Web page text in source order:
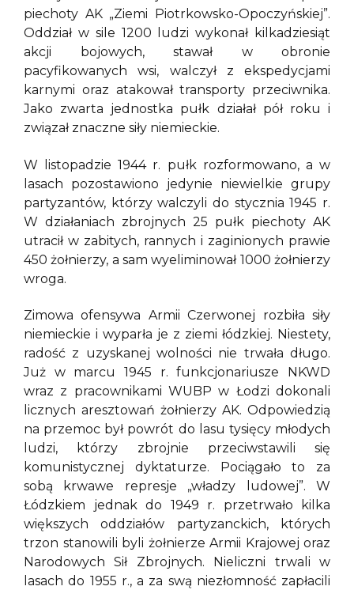
piechoty AK „Ziemi Piotrkowsko-Opoczyńskiej”.
Oddział w sile 1200 ludzi wykonał kilkadziesiąt
akcji bojowych, stawał w obronie
pacyfikowanych wsi, walczył z ekspedycjami
karnymi oraz atakował transporty przeciwnika.
Jako zwarta jednostka pułk działał pół roku i
związał znaczne siły niemieckie.
W listopadzie 1944 r. pułk rozformowano, a w
lasach pozostawiono jedynie niewielkie grupy
partyzantów, którzy walczyli do stycznia 1945 r.
W działaniach zbrojnych 25 pułk piechoty AK
utracił w zabitych, rannych i zaginionych prawie
450 żołnierzy, a sam wyeliminował 1000 żołnierzy
wroga.
Zimowa ofensywa Armii Czerwonej rozbiła siły
niemieckie i wyparła je z ziemi łódzkiej. Niestety,
radość z uzyskanej wolności nie trwała długo.
Już w marcu 1945 r. funkcjonariusze NKWD
wraz z pracownikami WUBP w Łodzi dokonali
licznych aresztowań żołnierzy AK. Odpowiedzią
na przemoc był powrót do lasu tysięcy młodych
ludzi, którzy zbrojnie przeciwstawili się
komunistycznej dyktaturze. Pociągało to za
sobą krwawe represje „władzy ludowej”. W
Łódzkiem jednak do 1949 r. przetrwało kilka
większych oddziałów partyzanckich, których
trzon stanowili byli żołnierze Armii Krajowej oraz
Narodowych Sił Zbrojnych. Nieliczni trwali w
lasach do 1955 r., a za swą niezłomność zapłacili